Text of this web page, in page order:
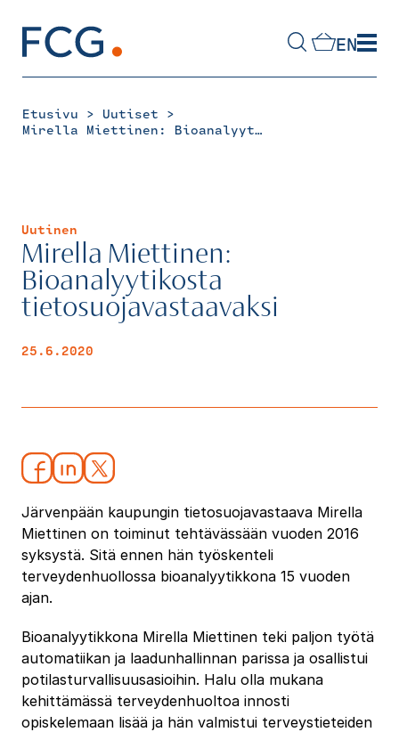
content
EN
Etusivu > Uutiset >
Mirella Miettinen: Bioanalyytikosta tietosuojavastaavaksi
Uutinen
Mirella Miettinen:
Bioanalyytikosta
tietosuojavastaavaksi
25.6.2020
Järvenpään kaupungin tietosuojavastaava Mirella
Miettinen on toiminut tehtävässään vuoden 2016
syksystä. Sitä ennen hän työskenteli
terveydenhuollossa bioanalyytikkona 15 vuoden
ajan.
Bioanalyytikkona Mirella Miettinen teki paljon työtä
automatiikan ja laadunhallinnan parissa ja osallistui
potilasturvallisuusasioihin. Halu olla mukana
kehittämässä terveydenhuoltoa innosti
opiskelemaan lisää ja hän valmistui terveystieteiden